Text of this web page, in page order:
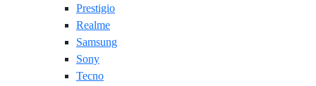
Prestigio
Realme
Samsung
Sony
Tecno